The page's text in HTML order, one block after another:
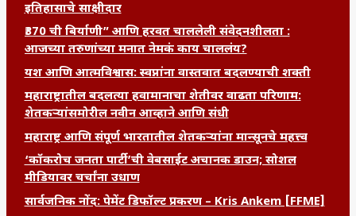
इतिहासाचे साक्षीदार
₹370 ची बिर्याणी” आणि हरवत चाललेली संवेदनशीलता :
आजच्या तरुणांच्या मनात नेमकं काय चाललंय?
यश आणि आत्मविश्वास: स्वप्नांना वास्तवात बदलण्याची शक्ती
महाराष्ट्रातील बदलत्या हवामानाचा शेतीवर वाढता परिणाम:
शेतकऱ्यांसमोरील नवीन आव्हाने आणि संधी
महाराष्ट्र आणि संपूर्ण भारतातील शेतकऱ्यांना मान्सूनचे महत्त्व
‘कॉकरोच जनता पार्टी’ची वेबसाईट अचानक डाउन; सोशल
मीडियावर चर्चांना उधाण
सार्वजनिक नोंद: पेमेंट डिफॉल्ट प्रकरण – Kris Ankem [FFME]